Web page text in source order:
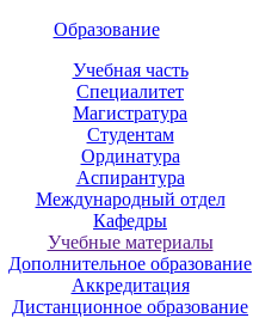
Образование
Учебная часть
Специалитет
Магистратура
Студентам
Ординатура
Аспирантура
Международный отдел
Кафедры
Учебные материалы
Дополнительное образование
Аккредитация
Дистанционное образование